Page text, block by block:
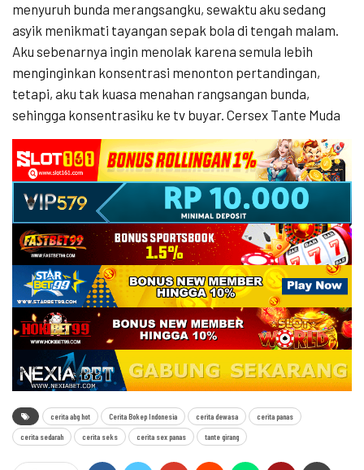
menyuruh bunda merangsangku, sewaktu aku sedang
asyik menikmati tayangan sepak bola di tengah malam.
Aku sebenarnya ingin menolak karena semula lebih
menginginkan konsentrasi menonton pertandingan,
tetapi, aku tak kuasa menahan rangsangan bunda,
sehingga konsentrasiku ke tv buyar. Cersex Tante Muda
cerita abg hot Cerita Bokep Indonesia cerita dewasa cerita panas
cerita sedarah cerita seks cerita sex panas tante girang